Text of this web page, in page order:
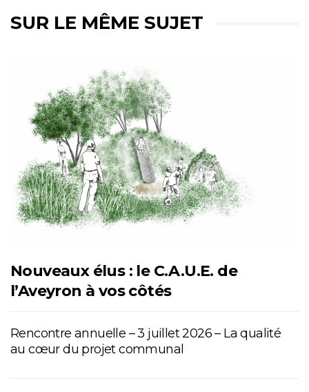
SUR LE MÊME SUJET
Nouveaux élus : le C.A.U.E. de
l’Aveyron à vos côtés
Rencontre annuelle – 3 juillet 2026 – La qualité
au cœur du projet communal